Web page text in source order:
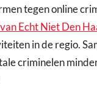
tegen online
Echt Niet Den
in de regio.
criminelen